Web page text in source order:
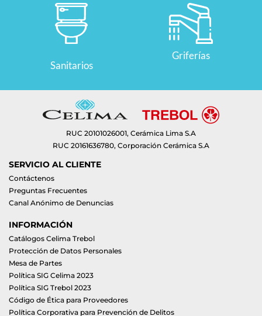
Sanitarios
Griferías
RUC 20101026001, Cerámica Lima S.A
RUC 20161636780, Corporación Cerámica S.A
SERVICIO AL CLIENTE
Contáctenos
Preguntas Frecuentes
Canal Anónimo de Denuncias
INFORMACIÓN
Catálogos Celima Trebol
Protección de Datos Personales
Mesa de Partes
Política SIG Celima 2023
Política SIG Trebol 2023
Código de Ética para Proveedores
Política Corporativa para Prevención de Delitos